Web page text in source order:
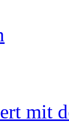
mit